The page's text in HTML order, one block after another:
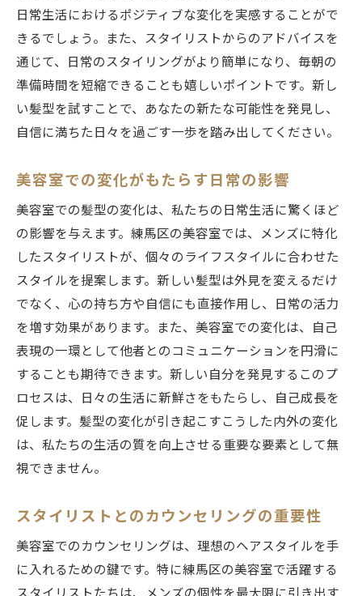
日常生活におけるポジティブな変化を実感することがで
きるでしょう。また、スタイリストからのアドバイスを
通じて、日常のスタイリングがより簡単になり、毎朝の
準備時間を短縮できることも嬉しいポイントです。新し
い髪型を試すことで、あなたの新たな可能性を発見し、
自信に満ちた日々を過ごす一歩を踏み出してください。
美容室での変化がもたらす日常の影響
美容室での髪型の変化は、私たちの日常生活に驚くほど
の影響を与えます。練馬区の美容室では、メンズに特化
したスタイリストが、個々のライフスタイルに合わせた
スタイルを提案します。新しい髪型は外見を変えるだけ
でなく、心の持ち方や自信にも直接作用し、日常の活力
を増す効果があります。また、美容室での変化は、自己
表現の一環として他者とのコミュニケーションを円滑に
することも期待できます。新しい自分を発見するこのプ
ロセスは、日々の生活に新鮮さをもたらし、自己成長を
促します。髪型の変化が引き起こすこうした内外の変化
は、私たちの生活の質を向上させる重要な要素として無
視できません。
スタイリストとのカウンセリングの重要性
美容室でのカウンセリングは、理想のヘアスタイルを手
に入れるための鍵です。特に練馬区の美容室で活躍する